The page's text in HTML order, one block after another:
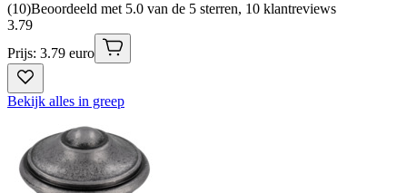
(10)Beoordeeld met 5.0 van de 5 sterren, 10 klantreviews
3.79
Prijs: 3.79 euro
Bekijk alles in greep